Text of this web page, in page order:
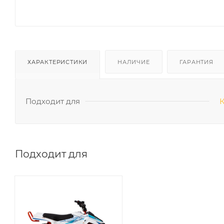
ХАРАКТЕРИСТИКИ НАЛИЧИЕ ГАРАНТИЯ
Подходит для
Подходит для